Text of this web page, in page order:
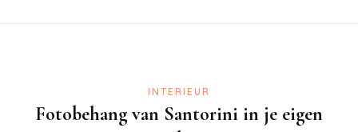
INTERIEUR
Fotobehang van Santorini in je eigen